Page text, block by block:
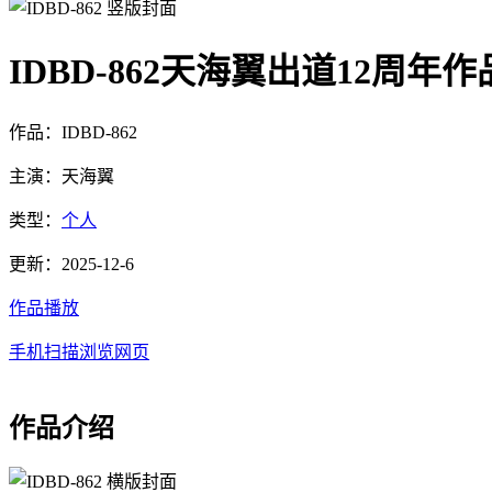
IDBD-862天海翼出道12周年作
作品：IDBD-862
主演：天海翼
类型： 个人
更新：2025-12-6
作品播放
手机扫描浏览网页
作品介绍